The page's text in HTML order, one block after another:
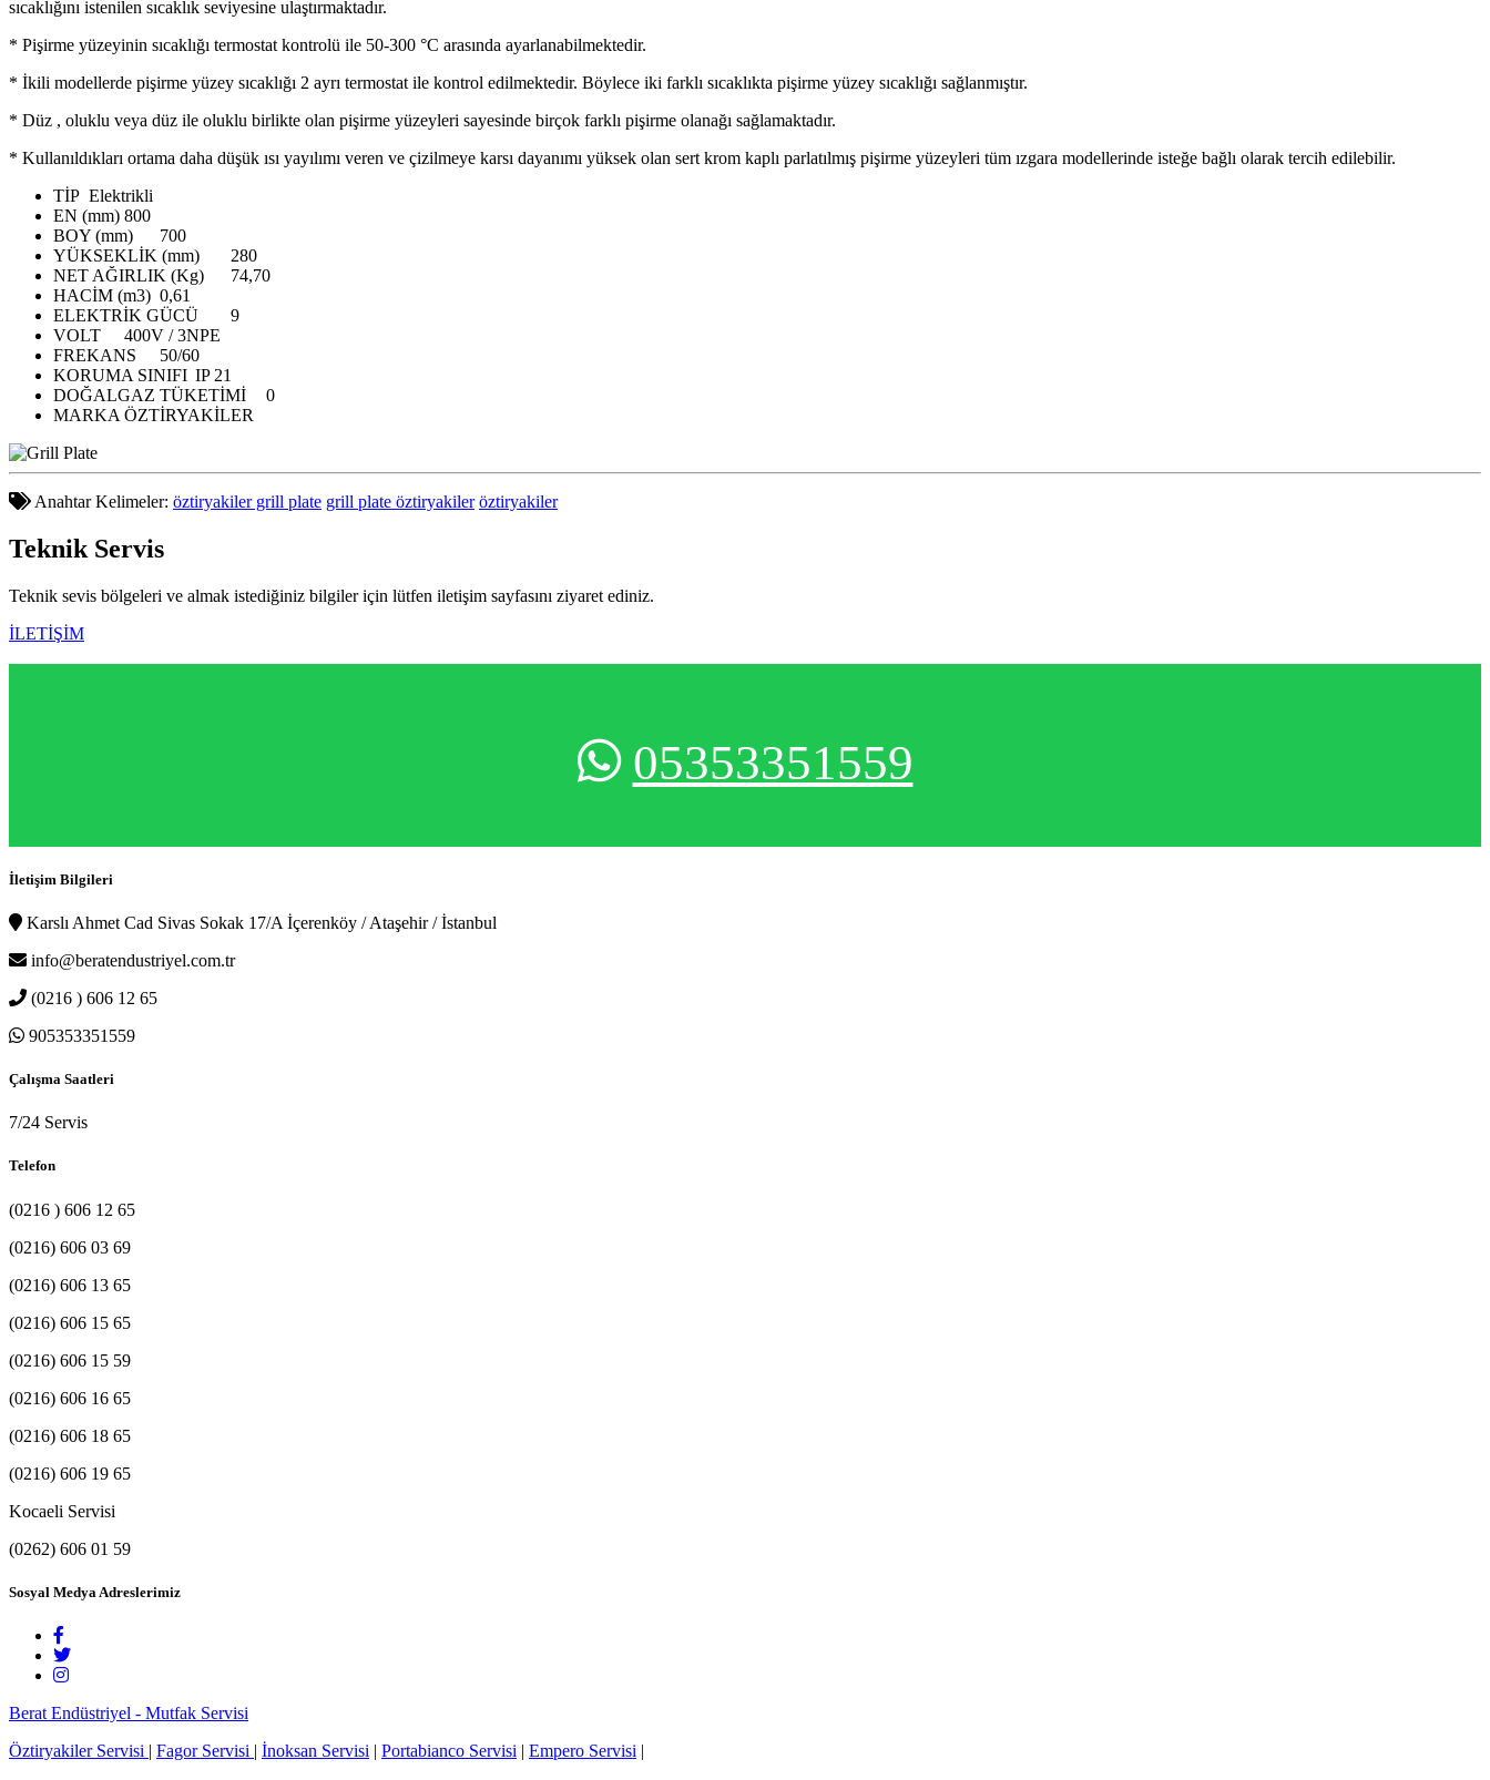
sıcaklığını istenilen sıcaklık seviyesine ulaştırmaktadır.
* Pişirme yüzeyinin sıcaklığı termostat kontrolü ile 50-300 °C arasında ayarlanabilmektedir.
* İkili modellerde pişirme yüzey sıcaklığı 2 ayrı termostat ile kontrol edilmektedir. Böylece iki farklı sıcaklıkta pişirme yüzey sıcaklığı sağlanmıştır.
* Düz , oluklu veya düz ile oluklu birlikte olan pişirme yüzeyleri sayesinde birçok farklı pişirme olanağı sağlamaktadır.
* Kullanıldıkları ortama daha düşük ısı yayılımı veren ve çizilmeye karsı dayanımı yüksek olan sert krom kaplı parlatılmış pişirme yüzeyleri tüm ızgara modellerinde isteğe bağlı olarak tercih edilebilir.
TİP Elektrikli
EN (mm) 800
BOY (mm)
700
YÜKSEKLİK (mm)
280
NET AĞIRLIK (Kg)
74,70
HACİM (m3) 0,61
ELEKTRİK GÜCÜ
9
VOLT
400V / 3NPE
FREKANS
50/60
KORUMA SINIFI IP 21
DOĞALGAZ TÜKETİMİ
0
MARKA ÖZTİRYAKİLER
Anahtar Kelimeler: öztiryakiler grill plate grill plate öztiryakiler öztiryakiler
Teknik Servis
Teknik sevis bölgeleri ve almak istediğiniz bilgiler için lütfen iletişim sayfasını ziyaret ediniz.
İLETİŞİM
05353351559
İletişim Bilgileri
Karslı Ahmet Cad Sivas Sokak 17/A İçerenköy / Ataşehir / İstanbul
info@beratendustriyel.com.tr
(0216 ) 606 12 65
905353351559
Çalışma Saatleri
7/24 Servis
Telefon
(0216 ) 606 12 65
(0216) 606 03 69
(0216) 606 13 65
(0216) 606 15 65
(0216) 606 15 59
(0216) 606 16 65
(0216) 606 18 65
(0216) 606 19 65
Kocaeli Servisi
(0262) 606 01 59
Sosyal Medya Adreslerimiz
Berat Endüstriyel - Mutfak Servisi
Öztiryakiler Servisi | Fagor Servisi | İnoksan Servisi | Portabianco Servisi | Empero Servisi |